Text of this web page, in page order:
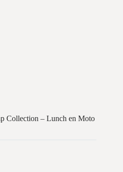
Collection – Lunch en Moto